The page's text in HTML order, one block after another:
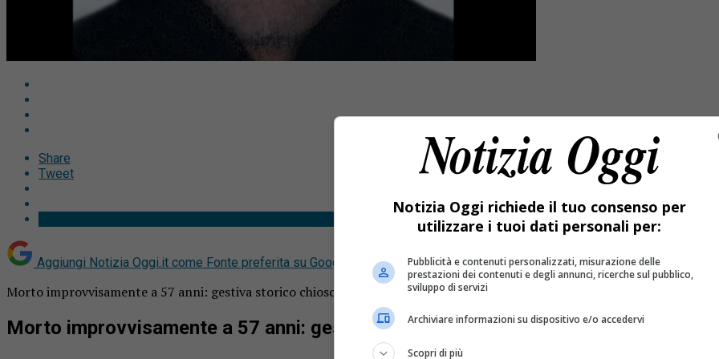
Share
Tweet
Aggiungi Notizia Oggi.it come Fonte preferita su Google
Morto improvvisamente a 57 anni: gestiva storico chiosco in Valle Cervo. Celebrato il funerale di Massimo Squizzato,
Morto improvvisamente a 57 anni: gestiva storico chiosco in Valle Cervo
Notizia Oggi richiede il tuo consenso per
utilizzare i tuoi dati personali per:
Pubblicità e contenuti personalizzati, misurazione delle
prestazioni dei contenuti e degli annunci, ricerche sul pubblico,
sviluppo di servizi
Archiviare informazioni su dispositivo e/o accedervi
Scopri di più